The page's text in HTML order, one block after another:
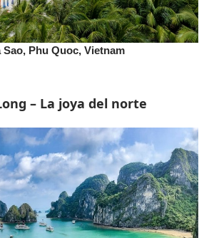
Sao, Phu Quoc, Vietnam
– La joya del norte